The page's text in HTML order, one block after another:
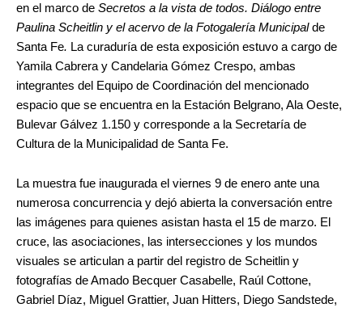
en el marco de Secretos a la vista de todos. Diálogo entre
Paulina Scheitlin y el acervo de la Fotogalería Municipalde
Santa Fe. La curaduría de esta exposición estuvo a cargo de
Yamila Cabrera y Candelaria Gómez Crespo, ambas
integrantes del Equipo de Coordinación del mencionado
espacio que se encuentra en la Estación Belgrano, Ala Oeste,
Bulevar Gálvez 1.150 y corresponde a la Secretaría de
Cultura de la Municipalidad de Santa Fe.
La muestra fue inaugurada el viernes 9 de enero ante una
numerosa concurrencia y dejó abierta la conversación entre
las imágenes para quienes asistan hasta el 15 de marzo. El
cruce, las asociaciones, las intersecciones y los mundos
visuales se articulan a partir del registro de Scheitlin y
fotografías de Amado Becquer Casabelle, Raúl Cottone,
Gabriel Díaz, Miguel Grattier, Juan Hitters, Diego Sandstede,